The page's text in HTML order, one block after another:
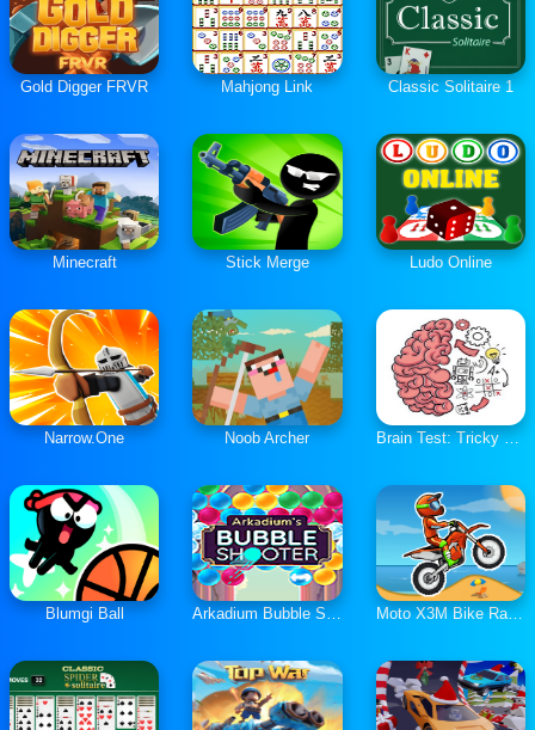
Gold Digger FRVR Mahjong Link Classic Solitaire 1
Minecraft Stick Merge Ludo Online
Narrow.One Noob Archer Brain Test: Tricky Puzzles
Blumgi Ball Arkadium Bubble Shooter Moto X3M Bike Race Game